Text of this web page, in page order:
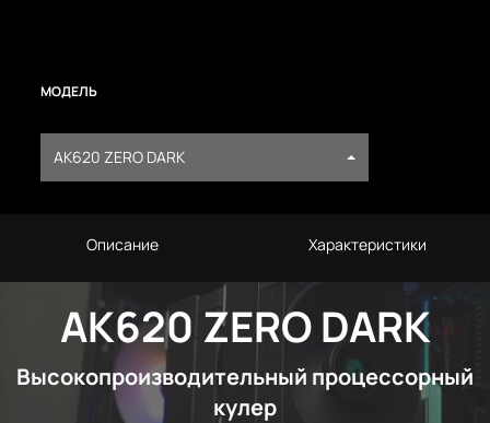
МОДЕЛЬ
AK620 ZERO DARK
Описание Характеристики
AK620 ZERO DARK
Высокопроизводительный процессорный
кулер